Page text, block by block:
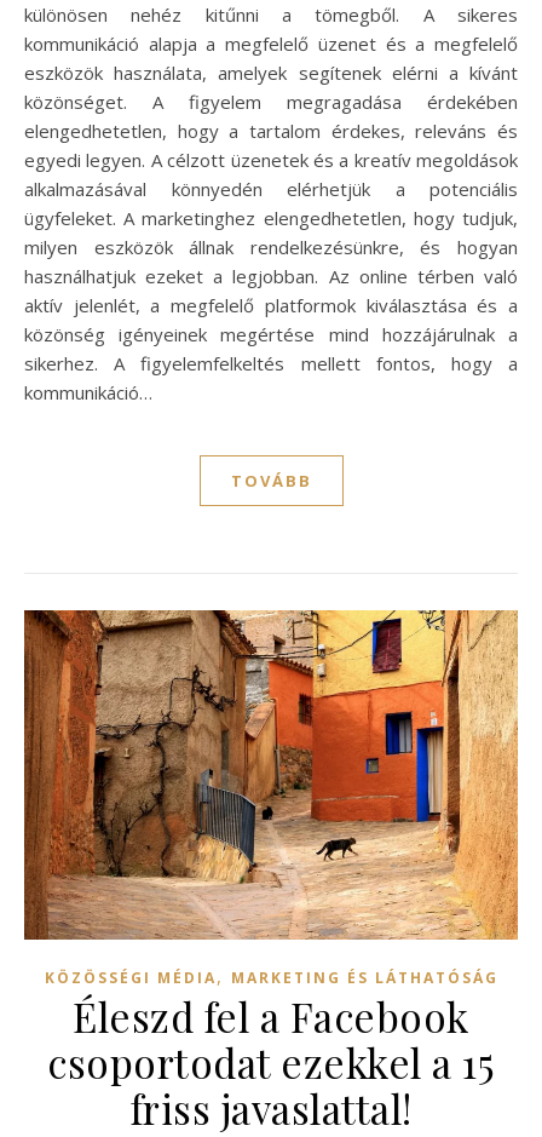
különösen nehéz kitűnni a tömegből. A sikeres
kommunikáció alapja a megfelelő üzenet és a megfelelő
eszközök használata, amelyek segítenek elérni a kívánt
közönséget. A figyelem megragadása érdekében
elengedhetetlen, hogy a tartalom érdekes, releváns és
egyedi legyen. A célzott üzenetek és a kreatív megoldások
alkalmazásával könnyedén elérhetjük a potenciális
ügyfeleket. A marketinghez elengedhetetlen, hogy tudjuk,
milyen eszközök állnak rendelkezésünkre, és hogyan
használhatjuk ezeket a legjobban. Az online térben való
aktív jelenlét, a megfelelő platformok kiválasztása és a
közönség igényeinek megértése mind hozzájárulnak a
sikerhez. A figyelemfelkeltés mellett fontos, hogy a
kommunikáció…
TOVÁBB
KÖZÖSSÉGI MÉDIA, MARKETING ÉS LÁTHATÓSÁG
Éleszd fel a Facebook
csoportodat ezekkel a 15
friss javaslattal!